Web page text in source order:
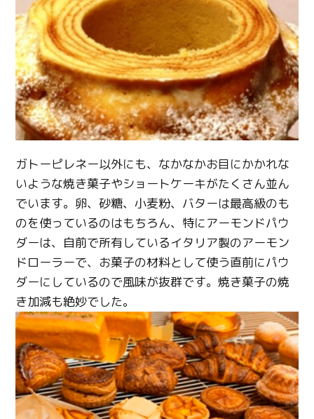
ガトーピレネー以外にも、なかなかお目にかかれな
いような焼き菓子やショートケーキがたくさん並ん
でいます。卵、砂糖、小麦粉、バターは最高級のも
のを使っているのはもちろん、特にアーモンドパウ
ダーは、自前で所有しているイタリア製のアーモン
ドローラーで、お菓子の材料として使う直前にパウ
ダーにしているので風味が抜群です。焼き菓子の焼
き加減も絶妙でした。
Twitter
Facebook
Line